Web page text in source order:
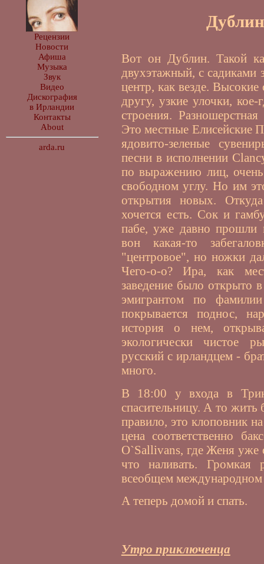
Рецензии
Новости
Афиша
Музыка
Звук
Видео
Дискография
в Ирландии
Контакты
About
arda.ru
Вот он Дублин. Такой
двухэтажный, с садиками
центр, как везде.
другу, узкие улочки,
строения.
Это местные Елисейские
ядовито-зеленые
песни в исполнении
по выражению лиц,
свободном углу. Но им
открытия новых.
хочется есть. Сок и
пабе, уже давно прошли
вон какая-то
"центровое", но ножки
Чего-о-о? Ира, как
заведение было открыто
эмигрантом по
покрывается поднос,
история о нем,
экологически чистое
русский с ирландцем -
много.
В 18:00 у входа в
спасительницу. А то
правило, это клоповник
цена соответственно
O`Sallivans, где Женя уже
что наливать. Громкая
всеобщем международном
А теперь домой и спать.
Утро приключенца